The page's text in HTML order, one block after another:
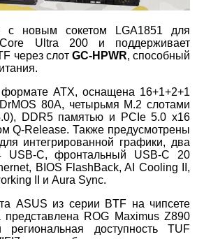
с новым сокетом LGA1851 для
Ultra 200 и поддерживает
через слот GC‑HPWR, способный
ATX, оснащена 16+1+2+1
80A, четырьмя M.2 слотами
DDR5 памятью и PCIe 5.0 x16
Q‑Release. Также предусмотрены
интегрированной графики, два
USB‑C, фронтальный USB‑C 20
BIOS FlashBack, AI Cooling II,
II и Aura Sync.
ASUS из серии BTF на чипсете
ROG Maximus Z890
доступность TUF